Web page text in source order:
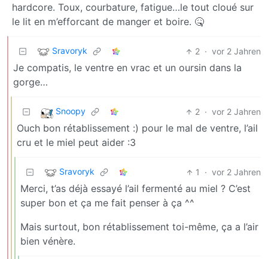
hardcore. Toux, courbature, fatigue…le tout cloué sur
le lit en m’efforcant de manger et boire. 🤒
Sravoryk 2 · vor 2 Jahren
Je compatis, le ventre en vrac et un oursin dans la
gorge…
Snoopy 2 · vor 2 Jahren
Ouch bon rétablissement :) pour le mal de ventre, l’ail
cru et le miel peut aider :3
Sravoryk 1 · vor 2 Jahren
Merci, t’as déjà essayé l’ail fermenté au miel ? C’est
super bon et ça me fait penser à ça ^^
Mais surtout, bon rétablissement toi-même, ça a l’air
bien vénère.